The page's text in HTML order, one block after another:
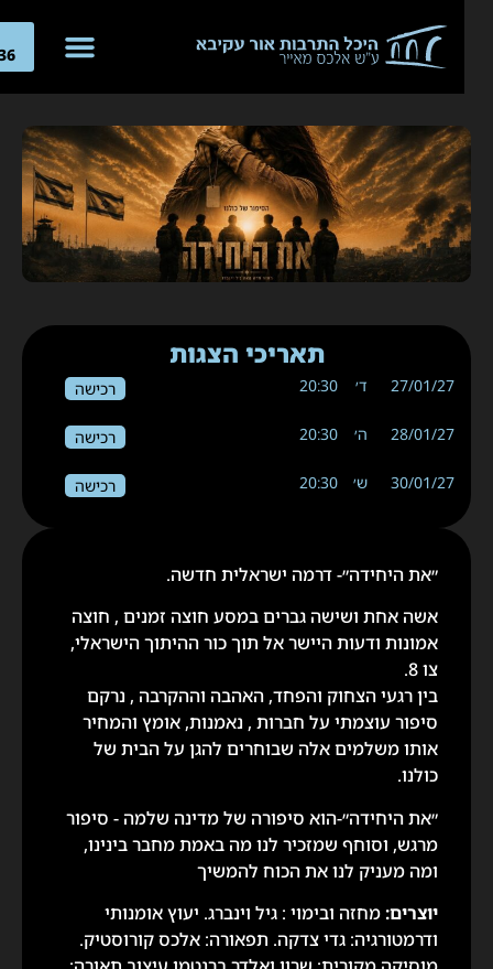
תאריכי הצגות
27/01/27 ד׳ 20:30 רכישה
28/01/27 ה׳ 20:30 רכישה
30/01/27 ש׳ 20:30 רכישה
״את היחידה״- דרמה ישראלית חדשה.
אשה אחת ושישה גברים במסע חוצה זמנים , חוצה
אמונות ודעות היישר אל תוך כור ההיתוך הישראלי,
בין רגעי הצחוק והפחד, האהבה וההקרבה , נרקם
סיפור עוצמתי על חברות , נאמנות, אומץ והמחיר
אותו משלמים אלה שבוחרים להגן על הבית של
כולנו.
״את היחידה״-הוא סיפורה של מדינה שלמה - סיפור
מרגש, וסוחף שמזכיר לנו מה באמת מחבר בינינו,
ומה מעניק לנו את הכוח להמשיך
יוצרים:מחזה ובימוי : גיל וינברג. יעוץ אומנותי
ודרמטורגיה: גדי צדקה. תפאורה: אלכס קורוסטיק.